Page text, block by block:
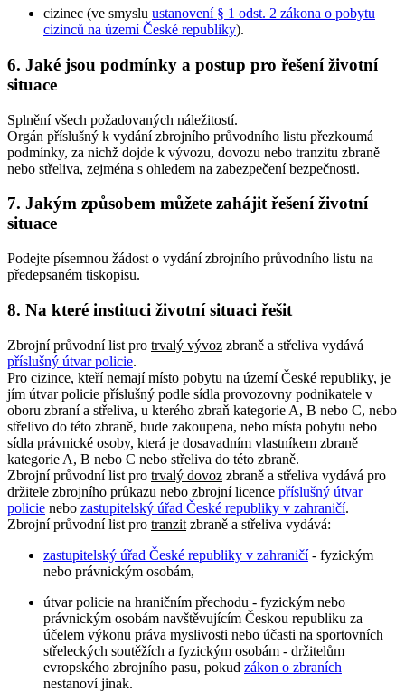
cizinec (ve smyslu ustanovení § 1 odst. 2 zákona o pobytu
cizinců na území České republiky).
6. Jaké jsou podmínky a postup pro řešení životní
situace
Splnění všech požadovaných náležitostí.
Orgán příslušný k vydání zbrojního průvodního listu přezkoumá
podmínky, za nichž dojde k vývozu, dovozu nebo tranzitu zbraně
nebo střeliva, zejména s ohledem na zabezpečení bezpečnosti.
7. Jakým způsobem můžete zahájit řešení životní
situace
Podejte písemnou žádost o vydání zbrojního průvodního listu na
předepsaném tiskopisu.
8. Na které instituci životní situaci řešit
Zbrojní průvodní list pro trvalý vývoz zbraně a střeliva vydává
příslušný útvar policie.
Pro cizince, kteří nemají místo pobytu na území České republiky, je
jím útvar policie příslušný podle sídla provozovny podnikatele v
oboru zbraní a střeliva, u kterého zbraň kategorie A, B nebo C, nebo
střelivo do této zbraně, bude zakoupena, nebo místa pobytu nebo
sídla právnické osoby, která je dosavadním vlastníkem zbraně
kategorie A, B nebo C nebo střeliva do této zbraně.
Zbrojní průvodní list pro trvalý dovoz zbraně a střeliva vydává pro
držitele zbrojního průkazu nebo zbrojní licence příslušný útvar
policie nebo zastupitelský úřad České republiky v zahraničí.
Zbrojní průvodní list pro tranzit zbraně a střeliva vydává:
zastupitelský úřad České republiky v zahraničí- fyzickým
nebo právnickým osobám,
útvar policie na hraničním přechodu - fyzickým nebo
právnickým osobám navštěvujícím Českou republiku za
účelem výkonu práva myslivosti nebo účasti na sportovních
střeleckých soutěžích a fyzickým osobám - držitelům
evropského zbrojního pasu, pokud zákon o zbraních
nestanoví jinak.